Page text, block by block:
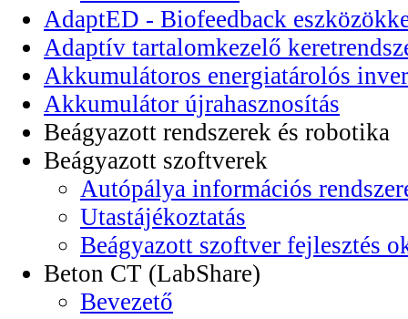
AdaptED - Biofeedback
Adaptív tartalomkezelő
Akkumulátoros energiatárolós
Akkumulátor újrahasznosítás
Beágyazott rendszerek és robotika
Beágyazott szoftverek
Autópálya információs
Utastájékoztatás
Beágyazott szoftver fejlesztés
Beton CT (LabShare)
Bevezető